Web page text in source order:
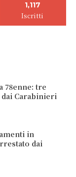
1,117
Iscritti
78enne: tre
Carabinieri
in
dai